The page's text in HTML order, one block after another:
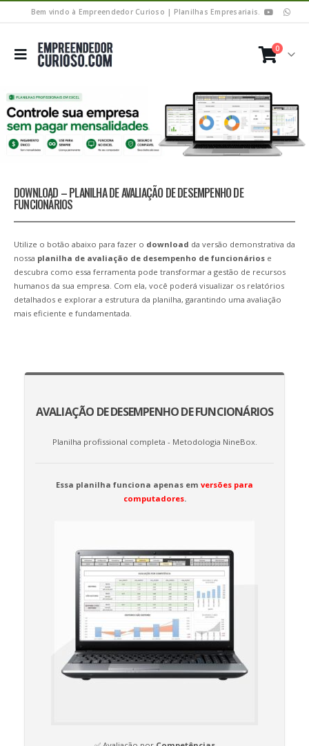
Bem vindo à Empreendedor Curioso | Planilhas Empresariais.
0
DOWNLOAD – PLANILHA DE AVALIAÇÃO DE DESEMPENHO DE
FUNCIONÁRIOS
Utilize o botão abaixo para fazer o download da versão demonstrativa da
nossa planilha de avaliação de desempenho de funcionários e
descubra como essa ferramenta pode transformar a gestão de recursos
humanos da sua empresa. Com ela, você poderá visualizar os relatórios
detalhados e explorar a estrutura da planilha, garantindo uma avaliação
mais eficiente e fundamentada.
AVALIAÇÃO DE DESEMPENHO DE FUNCIONÁRIOS
Planilha profissional completa - Metodologia NineBox.
Essa planilha funciona apenas em versões para
computadores.